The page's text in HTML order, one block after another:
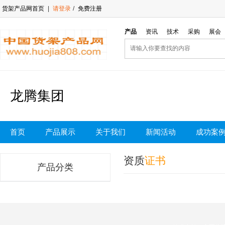
货架产品网首页 请登录 / 免费注册
产品 资讯 技术 采购 展会
龙腾集团
首页 产品展示 关于我们 新闻活动 成功案
产品分类
资质证书